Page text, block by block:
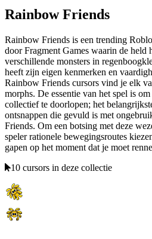
Rainbow Friends
Rainbow Friends is een trending
door Fragment Games waarin de held
verschillende monsters in
heeft zijn eigen kenmerken en
Rainbow Friends cursors vind je elk
morphs. De essentie van het spel is
collectief te doorlopen; het
ontsnappen die gevuld is met
Friends. Om een botsing met deze
speler rationele bewegingsroutes
gapen op het moment dat je moet
10 cursors in deze collectie